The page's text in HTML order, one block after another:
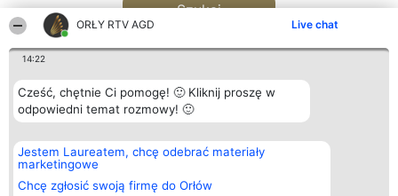
ORŁY RTV AGD Live chat
14:22
Cześć, chętnie Ci pomogę! 🙂 Kliknij proszę w
odpowiedni temat rozmowy! 🙂
Jestem Laureatem, chcę odebrać materiały
marketingowe
Chcę zgłosić swoją firmę do Orłów
Szukaj
Organizator plebiscytu
Bright Side Solutions sp. z o.
o. sp. k.
ul. Ruska 22
Wrocław 50-079
Plebiscyt
Laureaci
wszystkich
Laureatów
Kontakt
Kontakt